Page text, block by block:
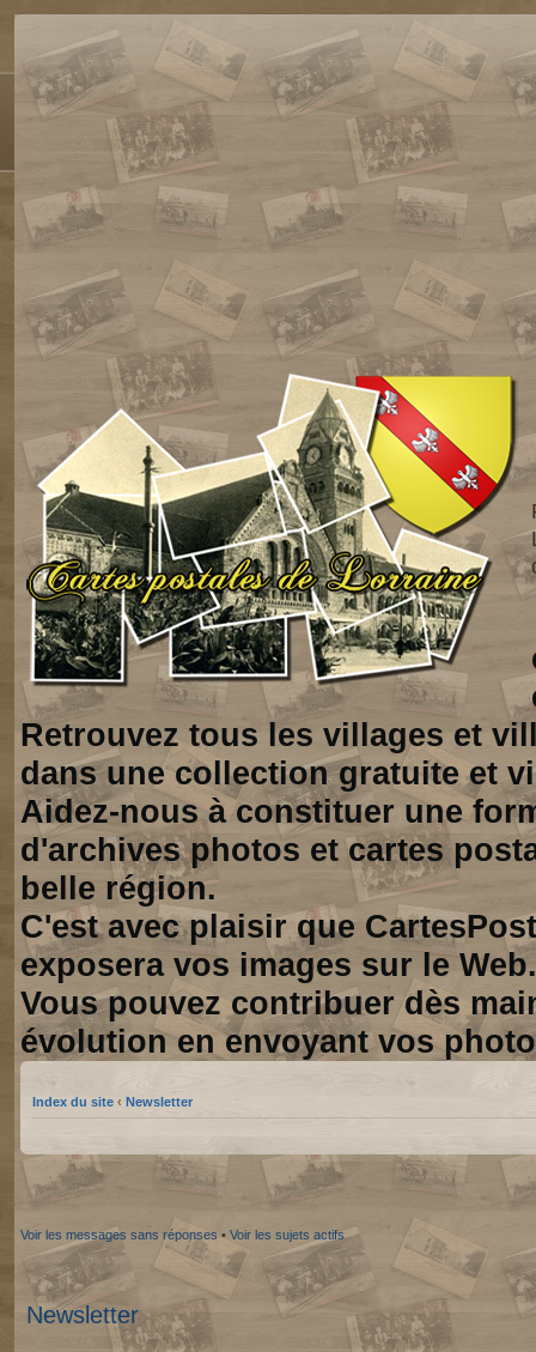
Retrouvez tous les villages et
dans une collection gratuite et
Aidez-nous à constituer une
d'archives photos et cartes
belle région.
C'est avec plaisir que
exposera vos images sur le Web.
Vous pouvez contribuer dès
évolution en envoyant vos
Index du site ‹ Newsletter
Voir les messages sans réponses • Voir les sujets actifs
Newsletter